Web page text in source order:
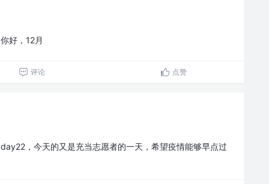
你好，12月
评论 点赞
day22，今天的又是充当志愿者的一天，希望疫情能够早点过